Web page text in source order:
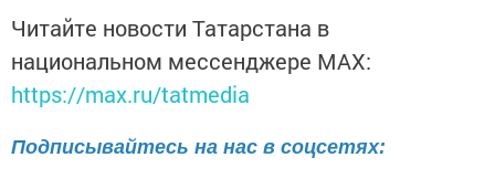
Читайте новости Татарстана в
национальном мессенджере MАХ:
https://max.ru/tatmedia
Подписывайтесь на нас в соцсетях: